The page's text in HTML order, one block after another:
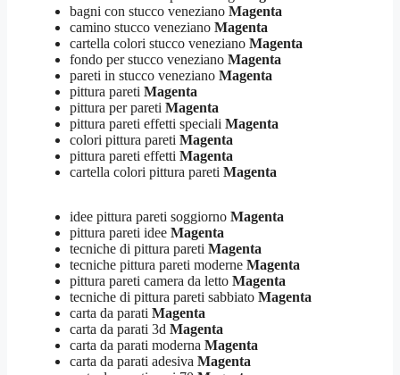
bagni con stucco veneziano Magenta
camino stucco veneziano Magenta
cartella colori stucco veneziano Magenta
fondo per stucco veneziano Magenta
pareti in stucco veneziano Magenta
pittura pareti Magenta
pittura per pareti Magenta
pittura pareti effetti speciali Magenta
colori pittura pareti Magenta
pittura pareti effetti Magenta
cartella colori pittura pareti Magenta
idee pittura pareti soggiorno Magenta
pittura pareti idee Magenta
tecniche di pittura pareti Magenta
tecniche pittura pareti moderne Magenta
pittura pareti camera da letto Magenta
tecniche di pittura pareti sabbiato Magenta
carta da parati Magenta
carta da parati 3d Magenta
carta da parati moderna Magenta
carta da parati adesiva Magenta